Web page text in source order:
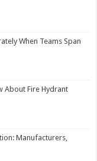
When Teams Span
About Fire Hydrant
Manufacturers,